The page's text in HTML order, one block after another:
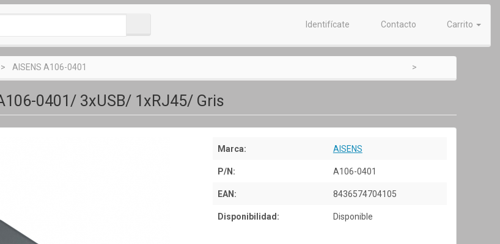
Identifícate Contacto Carrito
AISENS A106-0401
0401/ 3xUSB/ 1xRJ45/ Gris
Marca: AISENS
P/N: A106-0401
EAN: 8436574704105
Disponibilidad: Disponible